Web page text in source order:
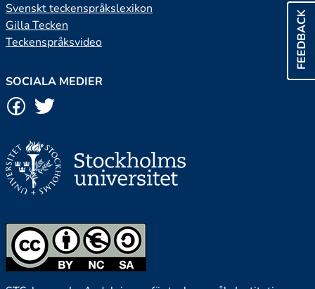
FEEDBACK
Svenskt teckenspråkslexikon
Gilla Tecken
Teckenspråksvideo
SOCIALA MEDIER